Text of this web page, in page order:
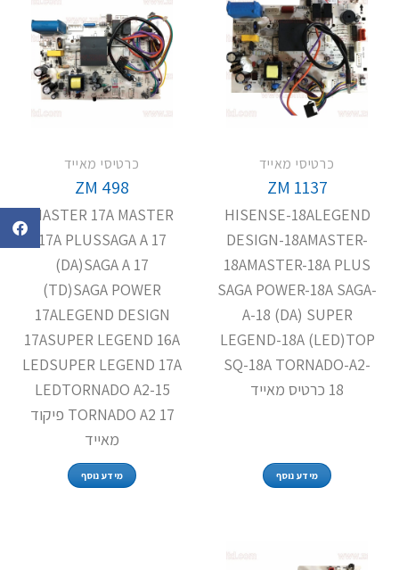
כרטיסי מאייד
ZM 1137
HISENSE-18ALEGEND
DESIGN-18AMASTER-
18AMASTER-18A PLUS
SAGA POWER-18A SAGA-
A-18 (DA) SUPER
LEGEND-18A (LED)TOP
SQ-18A TORNADO-A2-
18 כרטיס מאייד
מידע נוסף
כרטיסי מאייד
ZM 498
MASTER 17A MASTER
17A PLUSSAGA A 17
(DA)SAGA A 17
(TD)SAGA POWER
17ALEGEND DESIGN
17ASUPER LEGEND 16A
LEDSUPER LEGEND 17A
LEDTORNADO A2-15
TORNADO A2 17 פיקוד
מאייד
מידע נוסף